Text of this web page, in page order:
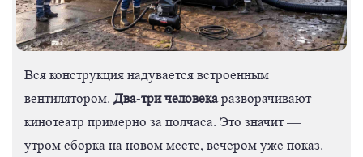
Вся конструкция надувается встроенным
вентилятором. Два-три человекаразворачивают
кинотеатр примерно за полчаса. Это значит —
утром сборка на новом месте, вечером уже показ.